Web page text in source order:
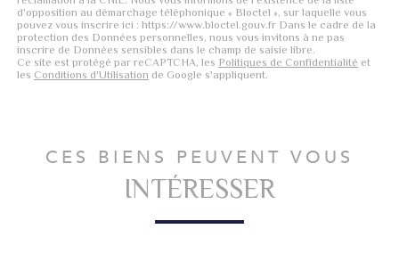
d'opposition au démarchage téléphonique « Bloctel », sur laquelle vous
pouvez vous inscrire ici : https://www.bloctel.gouv.fr Dans le cadre de la
protection des Données personnelles, nous vous invitons à ne pas
inscrire de Données sensibles dans le champ de saisie libre.
Ce site est protégé par reCAPTCHA, les Politiques de Confidentialité et
les Conditions d'Utilisation de Google s'appliquent.
CES BIENS PEUVENT VOUS
INTÉRESSER